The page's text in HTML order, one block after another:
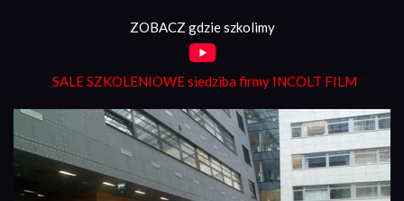
ZOBACZ gdzie szkolimy
SALE SZKOLENIOWE siedziba firmy INCOLT FILM